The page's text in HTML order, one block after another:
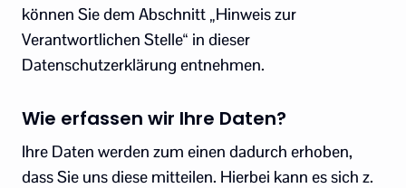
können Sie dem Abschnitt „Hinweis zur
Verantwortlichen Stelle“ in dieser
Datenschutzerklärung entnehmen.
Wie erfassen wir Ihre Daten?
Ihre Daten werden zum einen dadurch erhoben,
dass Sie uns diese mitteilen. Hierbei kann es sich z.